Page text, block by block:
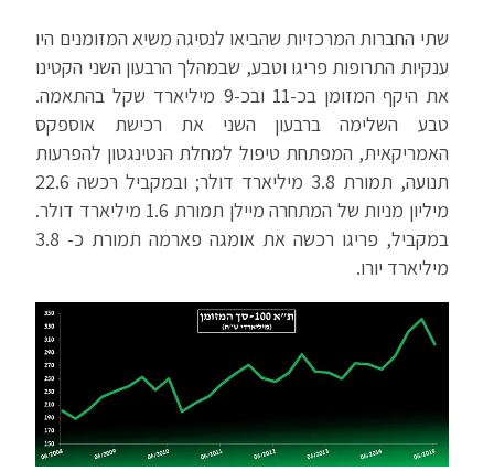
שתי החברות המרכזיות שהביאו לנסיגה משיא המזומנים היו
ענקיות התרופות פריגו וטבע, שבמהלך הרבעון השני הקטינו
את היקף המזומן בכ-11 ובכ-9 מיליארד שקל בהתאמה.
טבע השלימה ברבעון השני את רכישת אוספקס
האמריקאית, המפתחת טיפול למחלת הנטינגטון להפרעות
תנועה, תמורת 3.8 מיליארד דולר; ובמקביל רכשה 22.6
מיליון מניות של המתחרה מיילן תמורת 1.6 מיליארד דולר.
במקביל, פריגו רכשה את אומגה פארמה תמורת כ- 3.8
מיליארד יורו.